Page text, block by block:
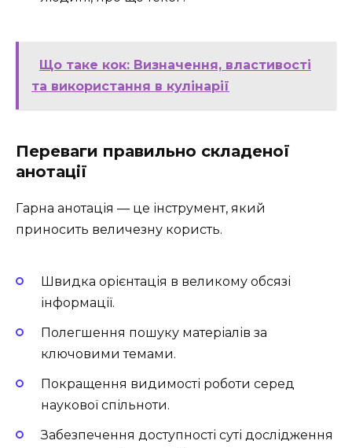
Що таке кок: Визначення, властивості
та використання в кулінарії
Переваги правильно складеної
анотації
Гарна анотація — це інструмент, який
приносить величезну користь.
Швидка орієнтація в великому обсязі
інформації.
Полегшення пошуку матеріалів за
ключовими темами.
Покращення видимості роботи серед
наукової спільноти.
Забезпечення доступності суті дослідження